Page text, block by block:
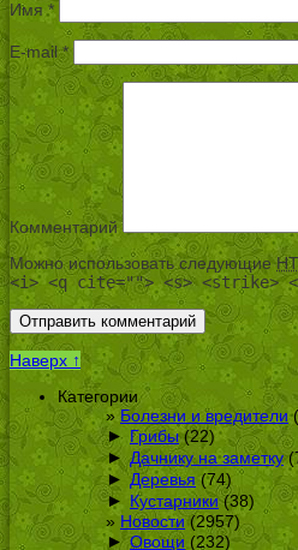
Имя*
E-mail*
Комментарий
Можно использовать следующие
<i> <q cite=""> <s> <strike>
Наверх ↑
Категории
Болезни и вредители
► Грибы(22)
► Дачнику на заметку
► Деревья (74)
► Кустарники(38)
Новости(2957)
► Овощи (232)